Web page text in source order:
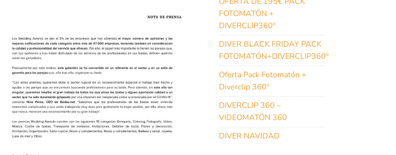
FOTOMATÓN +
DIVERCLIP360º
DIVER BLACK FRIDAY PACK
FOTOMATÓN+DIVERCLIP360º
Oferta Pack Fotomatón +
Diverclip 360º
DIVERCLIP 360 –
VIDEOMATÓN 360
DIVER NAVIDAD